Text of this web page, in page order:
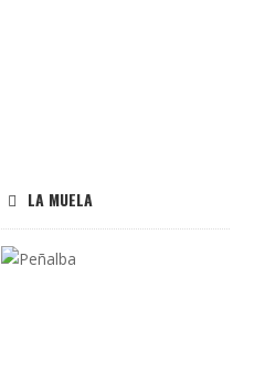
LA MUELA